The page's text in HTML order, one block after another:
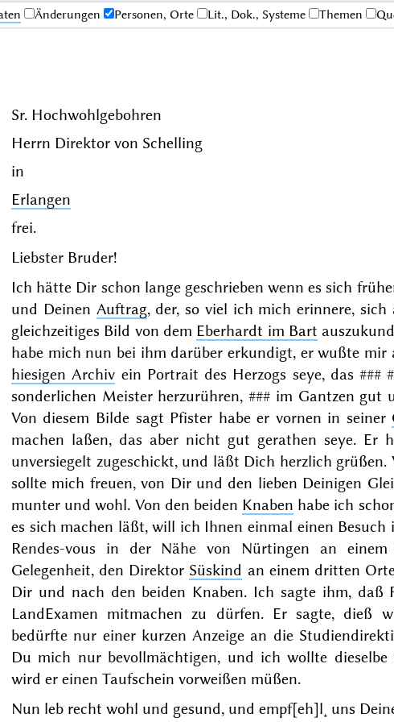
Änderungen Personen, Orte Lit., Dok., Systeme Themen
Sr. Hochwohlgebohren
Herrn Direktor von Schelling
in
Erlangen
frei.
Liebster Bruder!
Ich hätte Dir schon lange geschrieben wenn es sich
und Deinen Auftrag, der, so viel ich mich erinnere,
gleichzeitiges Bild von dem Eberhardt im Bart
habe mich nun bei ihm darüber erkundigt, er wußte mir
hiesigen Archiv ein Portrait des Herzogs seye, das###
sonderlichen Meister herzurühren,### im Gantzen gut
Von diesem Bilde sagt Pfister habe er vornen in seiner
machen laßen, das aber nicht gut gerathen seye. Er
unversiegelt zugeschickt, und läßt Dich herzlich
sollte mich freuen, von Dir und den lieben Deinigen
munter und wohl. Von den beiden Knaben habe ich
es sich machen läßt, will ich Ihnen einmal einen Besuch
Rendes-vous in der Nähe von Nürtingen an
Gelegenheit, den Direktor Süskind an einem dritten
Dir und nach den beiden Knaben. Ich sagte ihm, daß
LandExamen mitmachen zu dürfen. Er sagte, dieß
bedürfte nur einer kurzen Anzeige an die
Du mich nur bevollmächtigen, und ich wollte
wird er einen Taufschein vorweißen müßen.
Nun leb recht wohl und gesund, und empf[eh]l˖ uns